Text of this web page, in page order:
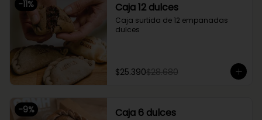
-11% Caja 12 dulces
Caja surtida de 12 empanadas
dulces
$25.390$28.680
-9% Caja 6 dulces